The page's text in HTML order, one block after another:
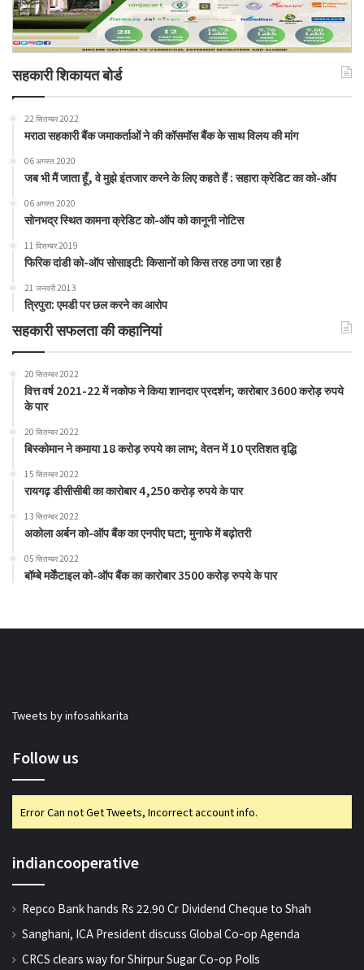
सहकारी शिकायत बोर्ड
22 सितम्बर 2022
मराठा सहकारी बैंक जमाकर्ताओं ने की कॉसमॉस बैंक के साथ विलय की मांग
06 अगस्त 2020
जब भी मैं जाता हूँ, वे मुझे इंतजार करने के लिए कहते हैं : सहारा क्रेडिट का को-ऑप
06 अगस्त 2020
सोनभद्र स्थित कामना क्रेडिट को-ऑप को कानूनी नोटिस
11 दिसम्बर 2019
फिरिक दांडी को-ऑप सोसाइटी: किसानों को किस तरह ठगा जा रहा है
21 जनवरी 2013
त्रिपुरा: एमडी पर छल करने का आरोप
सहकारी सफलता की कहानियां
20 सितम्बर 2022
वित्त वर्ष 2021-22 में नकोफ ने किया शानदार प्रदर्शन; कारोबार 3600 करोड़ रुपये
के पार
20 सितम्बर 2022
बिस्कोमान ने कमाया 18 करोड़ रुपये का लाभ; वेतन में 10 प्रतिशत वृद्धि
15 सितम्बर 2022
रायगढ़ डीसीसीबी का कारोबार 4,250 करोड़ रुपये के पार
13 सितम्बर 2022
अकोला अर्बन को-ऑप बैंक का एनपीए घटा; मुनाफे में बढ़ोतरी
05 सितम्बर 2022
बॉम्बे मर्केंटाइल को-ऑप बैंक का कारोबार 3500 करोड़ रुपये के पार
Tweets by infosahkarita
Follow us
Error Can not Get Tweets, Incorrect account info.
indiancooperative
Repco Bank hands Rs 22.90 Cr Dividend Cheque to Shah
Sanghani, ICA President discuss Global Co-op Agenda
CRCS clears way for Shirpur Sugar Co-op Polls